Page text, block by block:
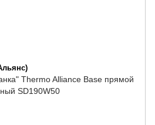
Thermo Alliance Base прямой
SD190W50